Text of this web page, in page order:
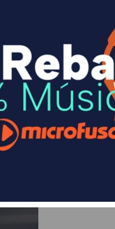
en 3 sin coste o